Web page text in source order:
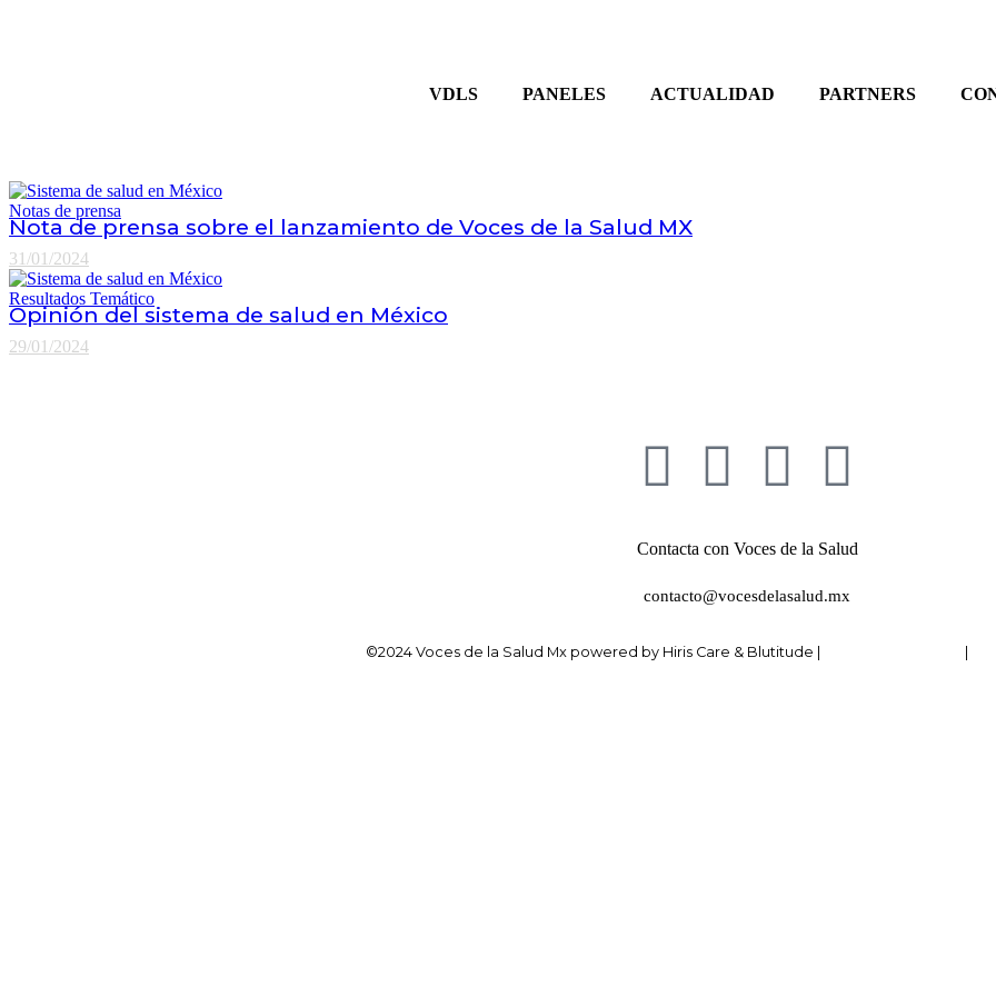
VDLS PANELES ACTUALIDAD PARTNERS
Notas de prensa
Nota de prensa sobre el lanzamiento de Voces de la Salud MX
31/01/2024
Resultados Temático
Opinión del sistema de salud en México
29/01/2024
Contacta con Voces de la Salud
contacto@vocesdelasalud.mx
©2024 Voces de la Salud Mx powered by Hiris Care & Blutitude |